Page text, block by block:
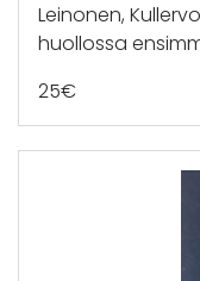
Leinonen,
huollossa
25€